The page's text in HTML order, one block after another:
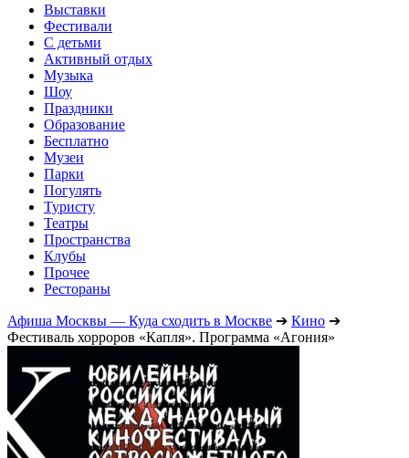
Выставки
Фестивали
С детьми
Активный отдых
Музыка
Шоу
Праздники
Образование
Бесплатно
Музеи
Парки
Погулять
Туристу
Театры
Пространства
Клубы
Прочее
Рестораны
Афиша Москвы — Куда сходить в Москве ➔ Кино ➔
Фестиваль хорроров «Капля». Программа «Агония»